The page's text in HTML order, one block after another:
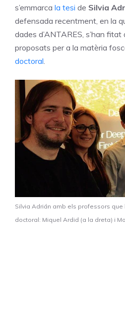
s’emmarca la tesi de Silvia
defensada recentment, en la
dades d’ANTARES, s’han
proposats per a la matèria
doctoral.
Silvia Adrián amb els professors
doctoral: Miquel Ardid (a la dreta) i